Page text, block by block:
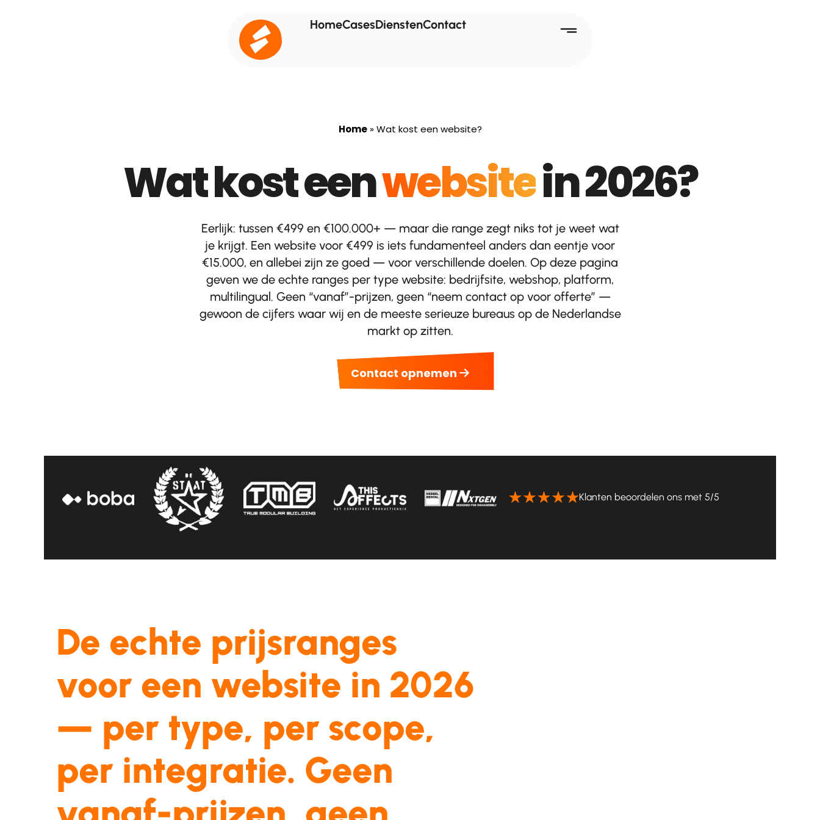
HomeCasesDienstenContact
Home»Wat kost een website?
Wat kost eenwebsitein 2026?
Eerlijk: tussen €499 en €100.000+ — maar die range zegt niks tot je weet wat
je krijgt. Een website voor €499 is iets fundamenteel anders dan eentje voor
€15.000, en allebei zijn ze goed — voor verschillende doelen. Op deze pagina
geven we de echte ranges per type website: bedrijfsite, webshop, platform,
multilingual. Geen “vanaf”-prijzen, geen “neem contact op voor offerte” —
gewoon de cijfers waar wij en de meeste serieuze bureaus op de Nederlandse
markt op zitten.
Contact opnemen
Klanten beoordelen ons met 5/5
De echte prijsranges
voor een website in 2026
— per type, per scope,
per integratie. Geen